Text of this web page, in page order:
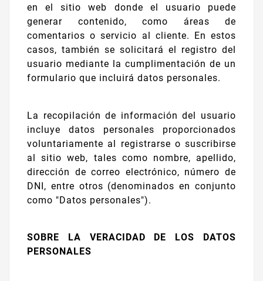
en el sitio web donde el usuario puede
generar contenido, como áreas de
comentarios o servicio al cliente. En estos
casos, también se solicitará el registro del
usuario mediante la cumplimentación de un
formulario que incluirá datos personales.
La recopilación de información del usuario
incluye datos personales proporcionados
voluntariamente al registrarse o suscribirse
al sitio web, tales como nombre, apellido,
dirección de correo electrónico, número de
DNI, entre otros (denominados en conjunto
como "Datos personales").
SOBRE LA VERACIDAD DE LOS DATOS
PERSONALES